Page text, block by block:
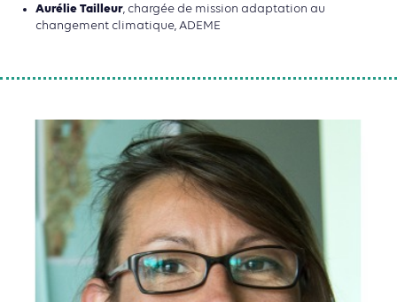
Aurélie Tailleur, chargée de mission adaptation au
changement climatique, ADEME